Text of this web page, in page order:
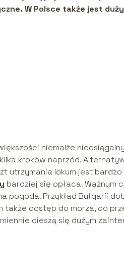
W Polsce także jest
niemalże
kroków naprzód.
utrzymania lokum jest
bardziej się opłaca. Ważnym
pogoda. Przykład Bułgarii
dostęp do morza, co
cieszą się dużym